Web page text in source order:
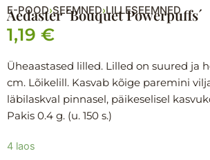
E-POOD›SEEMNED›LILLESEEMNED
Aedaster ´Bouquet Powerpuffs´
1,19 €
Üheaastased lilled. Lilled on suured ja
cm. Lõikelill. Kasvab kõige paremini
läbilaskval pinnasel, päikeselisel
Pakis 0.4 g. (u. 150 s.)
4 laos
Aedaster